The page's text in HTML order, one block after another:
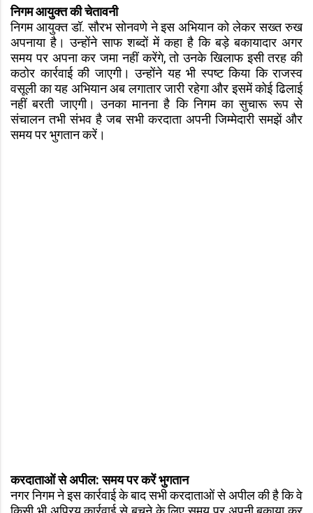
निगम आयुक्त की चेतावनी
निगम आयुक्त डॉ. सौरभ सोनवणे ने इस अभियान को लेकर सख्त रुख
अपनाया है। उन्होंने साफ शब्दों में कहा है कि बड़े बकायादार अगर
समय पर अपना कर जमा नहीं करेंगे, तो उनके खिलाफ इसी तरह की
कठोर कार्रवाई की जाएगी। उन्होंने यह भी स्पष्ट किया कि राजस्व
वसूली का यह अभियान अब लगातार जारी रहेगा और इसमें कोई ढिलाई
नहीं बरती जाएगी। उनका मानना है कि निगम का सुचारू रूप से
संचालन तभी संभव है जब सभी करदाता अपनी जिम्मेदारी समझें और
समय पर भुगतान करें।
करदाताओं से अपील: समय पर करें भुगतान
नगर निगम ने इस कार्रवाई के बाद सभी करदाताओं से अपील की है कि वे